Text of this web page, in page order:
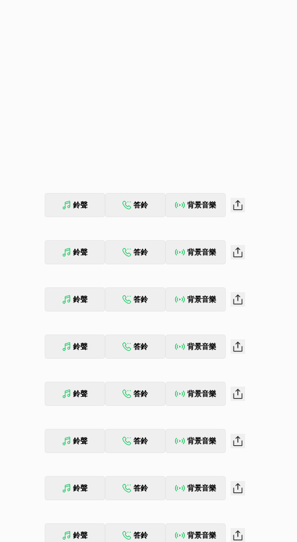
鈴聲 答鈴 背景音樂
鈴聲 答鈴 背景音樂
鈴聲 答鈴 背景音樂
鈴聲 答鈴 背景音樂
鈴聲 答鈴 背景音樂
鈴聲 答鈴 背景音樂
鈴聲 答鈴 背景音樂
鈴聲 答鈴 背景音樂